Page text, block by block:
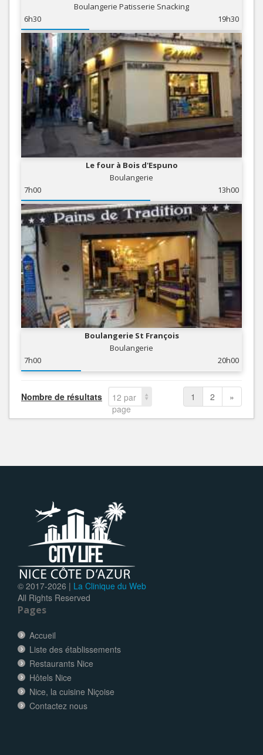
Boulangerie Patisserie Snacking
6h30
19h30
Le four à Bois d'Espuno
Boulangerie
7h00
13h00
Boulangerie St François
Boulangerie
7h00
20h00
Nombre de résultats
12 par
page
1 2 »
© 2017-2026 | La Clinique du Web
All Rights Reserved
Pages
Accueil
Liste des établissements
Restaurants Nice
Hôtels Nice
Nice, la cuisine Niçoise
Contactez nous